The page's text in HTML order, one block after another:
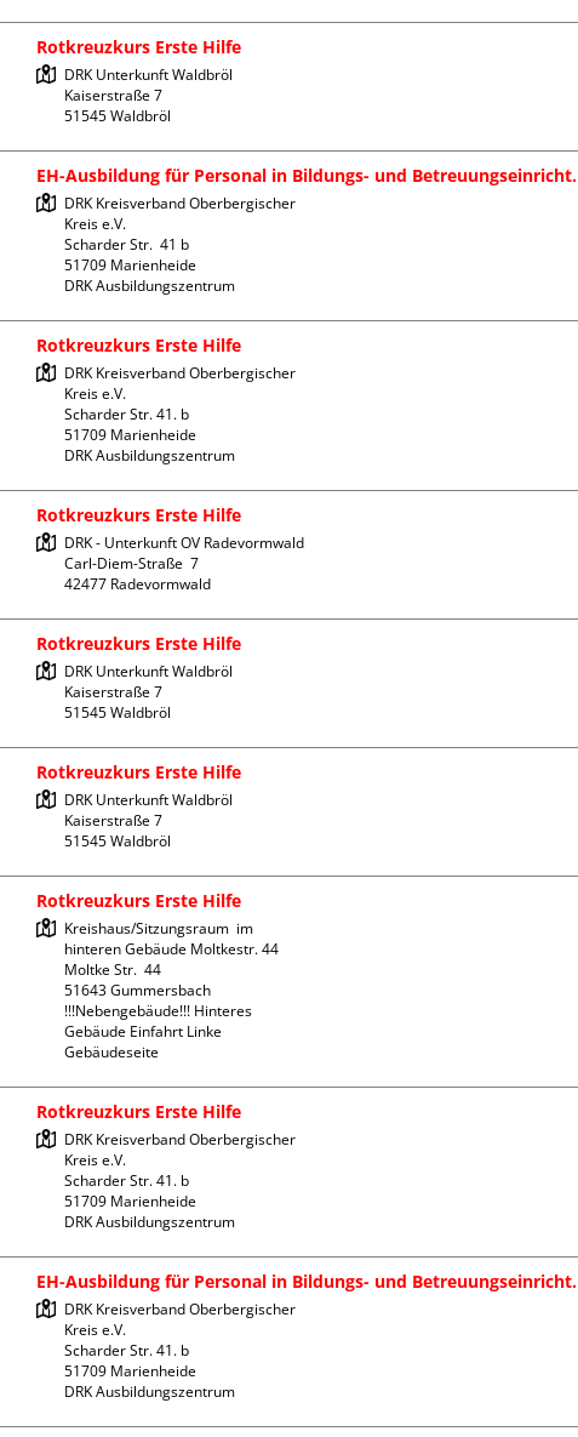
Rotkreuzkurs Erste Hilfe
DRK Unterkunft Waldbröl
Kaiserstraße 7
EH-Ausbildung für Personal in Bildungs- und Betreuungseinricht.
DRK Kreisverband Oberbergischer
Kreis e.V.
Scharder Str.  41 b
51709 Marienheide
DRK Ausbildungszentrum
Rotkreuzkurs Erste Hilfe
DRK Kreisverband Oberbergischer
Kreis e.V.
Scharder Str. 41. b
51709 Marienheide
DRK Ausbildungszentrum
Rotkreuzkurs Erste Hilfe
DRK - Unterkunft OV Radevormwald
Carl-Diem-Straße  7
Rotkreuzkurs Erste Hilfe
DRK Unterkunft Waldbröl
Kaiserstraße 7
Rotkreuzkurs Erste Hilfe
DRK Unterkunft Waldbröl
Kaiserstraße 7
Rotkreuzkurs Erste Hilfe
Kreishaus/Sitzungsraum  im
hinteren Gebäude Moltkestr. 44
Moltke Str.  44
51643 Gummersbach
!!!Nebengebäude!!! Hinteres
Gebäude Einfahrt Linke
Gebäudeseite
Rotkreuzkurs Erste Hilfe
DRK Kreisverband Oberbergischer
Kreis e.V.
Scharder Str. 41. b
51709 Marienheide
DRK Ausbildungszentrum
EH-Ausbildung für Personal in Bildungs- und Betreuungseinricht.
DRK Kreisverband Oberbergischer
Kreis e.V.
Scharder Str. 41. b
51709 Marienheide
DRK Ausbildungszentrum